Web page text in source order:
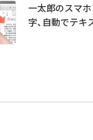
一太郎のスマ
字、自動でテキ